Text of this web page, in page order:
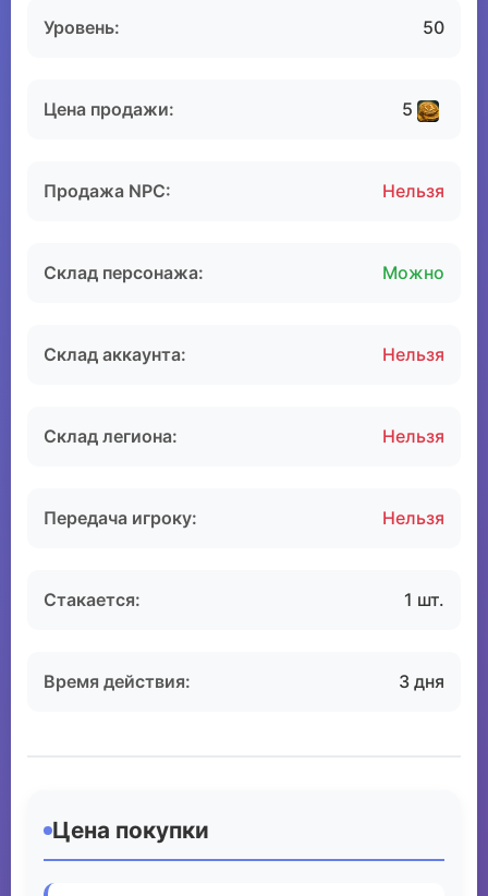
Уровень: 50
Цена продажи: 5
Продажа NPC: Нельзя
Склад персонажа: Можно
Склад аккаунта: Нельзя
Склад легиона: Нельзя
Передача игроку: Нельзя
Стакается: 1 шт.
Время действия: 3 дня
Цена покупки